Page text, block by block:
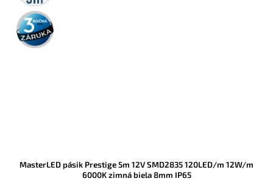
3 roky
záruka
MasterLED pásik Prestige 5m 12V SMD2835 120LED/m 12W/m
6000K zimná biela 8mm IP65